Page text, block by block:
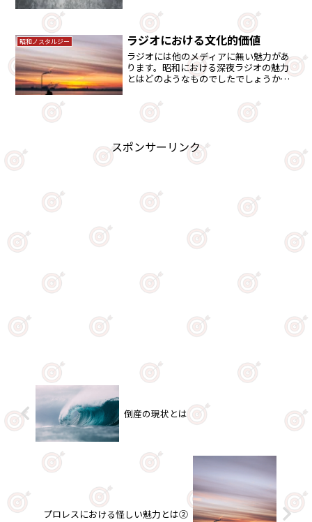
が、彼の闘いに人々が魅了したものは何
昭和ノスタルジー ラジオにおける文化的価値
ラジオには他のメディアに無い魅力があ
ります。昭和における深夜ラジオの魅力
とはどのようなものでしたでしょうか。
がみえてきます。
スポンサーリンク
倒産の現状とは
プロレスにおける怪しい魅力とは②